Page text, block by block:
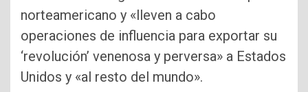
norteamericano y «lleven a cabo
operaciones de influencia para exportar su
‘revolución’ venenosa y perversa» a Estados
Unidos y «al resto del mundo».